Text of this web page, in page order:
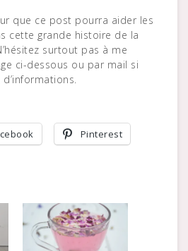
que ce post pourra aider les
cette grande histoire de la
surtout pas à me
ci-dessous ou par mail si
Pinterest